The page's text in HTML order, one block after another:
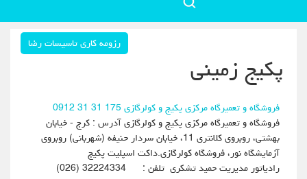
رزومه کاری تاسیسات رضا
پکیج زمینی
فروشگاه و تعمیرگاه مرکزی پکیج و کولرگازی 175 31 31 0912
فروشگاه و تعمیرگاه مرکزی پکیج و کولرگازی آدرس : کرج - خیابان
بهشتی، روبروی کلانتری 11، خیابان سردار حنیفه (شهربانی) روبروی
آزمایشگاه نور، فروشگاه کولرگازی.داکت اسپلیت پکیج
رادیاتور مدیریت حمید تشکری تلفن : 32224334 (026)